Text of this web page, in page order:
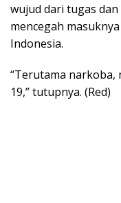
wujud dari tugas
mencegah
Indonesia.
“Terutama narkoba,
19,” tutupnya. (Red)